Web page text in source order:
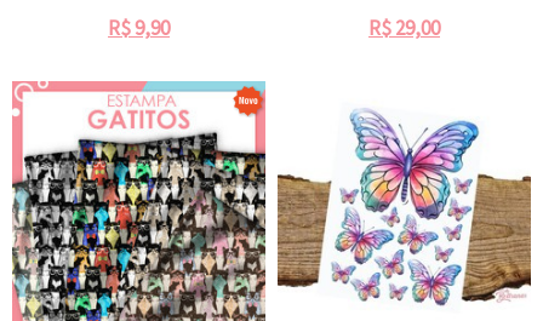
R$9,90 R$29,00